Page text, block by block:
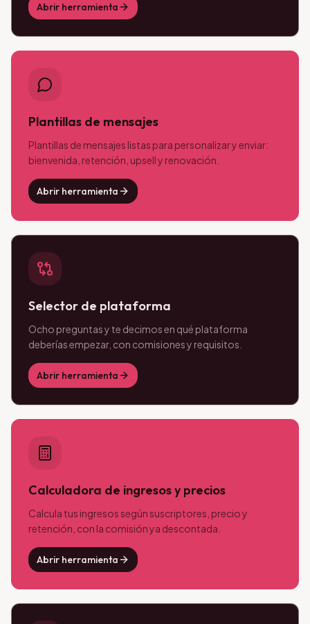
Abrir herramienta
Plantillas de mensajes
Plantillas de mensajes listas para personalizar y enviar:
bienvenida, retención, upsell y renovación.
Abrir herramienta
Selector de plataforma
Ocho preguntas y te decimos en qué plataforma
deberías empezar, con comisiones y requisitos.
Abrir herramienta
Calculadora de ingresos y precios
Calcula tus ingresos según suscriptores, precio y
retención, con la comisión ya descontada.
Abrir herramienta